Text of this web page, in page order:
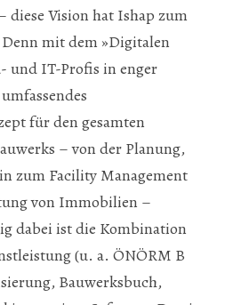
diese Vision hat Ishap zum
mit dem »Digitalen
und IT-Profis in enger
für den gesamten
– von der Planung,
zum Facility Management
von Immobilien –
dabei ist die Kombination
(u. a. ÖNÖRM B
Bauwerksbuch,